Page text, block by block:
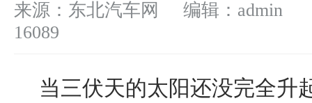
来源：东北汽车网 编辑：admin
16089
当三伏天的太阳还没完全升